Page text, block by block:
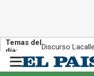
Temas del
día:
Discurso